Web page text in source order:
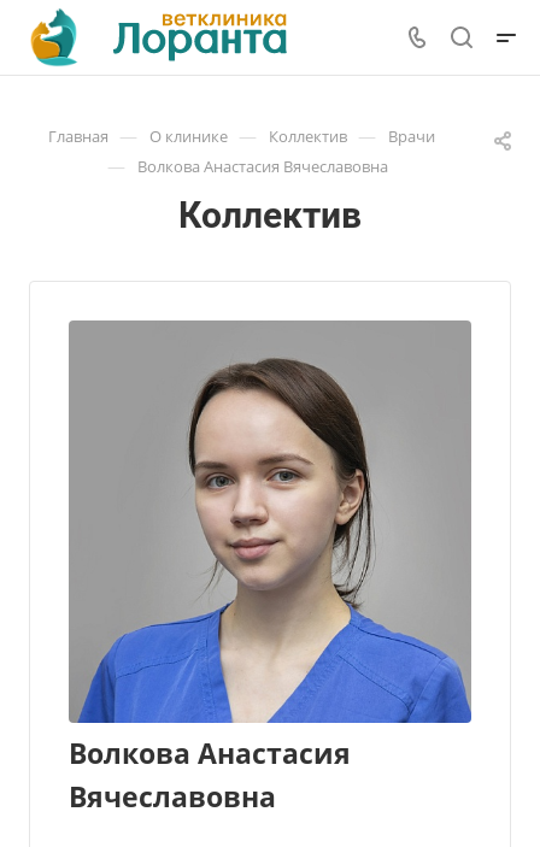
Главная — О клинике — Коллектив — Врачи
— Волкова Анастасия Вячеславовна
Коллектив
Волкова Анастасия
Вячеславовна